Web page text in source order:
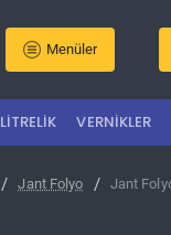
Menüler
LITRELIK VERNIKLER
Jant Folyo Jant